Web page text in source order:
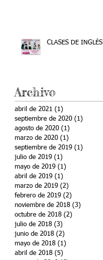
CLASES DE INGLÉS
Archivo
abril de 2021 (1)
septiembre de 2020 (1)
agosto de 2020 (1)
marzo de 2020 (1)
septiembre de 2019 (1)
julio de 2019 (1)
mayo de 2019 (1)
abril de 2019 (1)
marzo de 2019 (2)
febrero de 2019 (2)
noviembre de 2018 (3)
octubre de 2018 (2)
julio de 2018 (3)
junio de 2018 (2)
mayo de 2018 (1)
abril de 2018 (5)